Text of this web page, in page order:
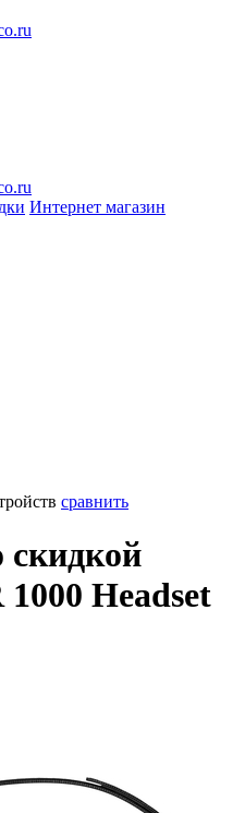
Интернет магазин
сравнить
скидкой
Headset